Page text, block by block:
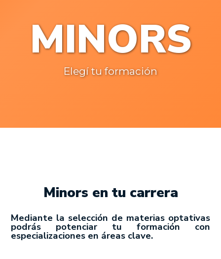
MINORS
Elegí tu formación
Minors en tu carrera
Mediante la selección de materias optativas
podrás potenciar tu formación con
especializaciones en áreas clave.